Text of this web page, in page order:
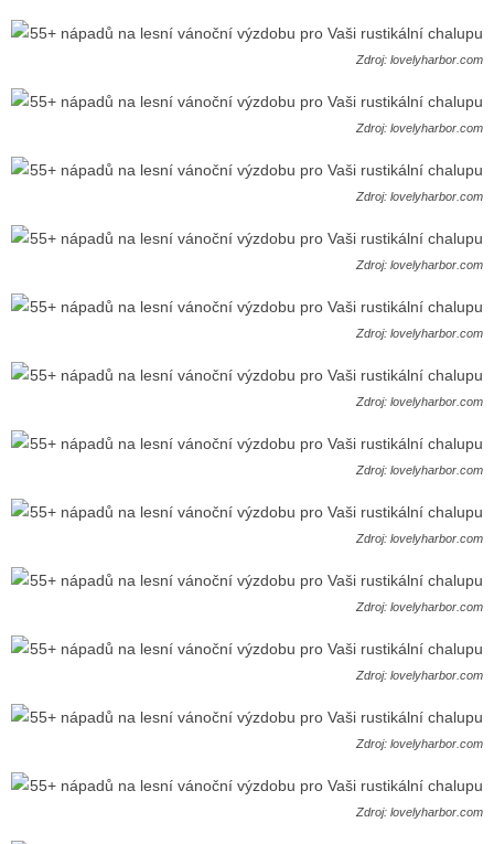
Zdroj: lovelyharbor.com
Zdroj: lovelyharbor.com
Zdroj: lovelyharbor.com
Zdroj: lovelyharbor.com
Zdroj: lovelyharbor.com
Zdroj: lovelyharbor.com
Zdroj: lovelyharbor.com
Zdroj: lovelyharbor.com
Zdroj: lovelyharbor.com
Zdroj: lovelyharbor.com
Zdroj: lovelyharbor.com
Zdroj: lovelyharbor.com